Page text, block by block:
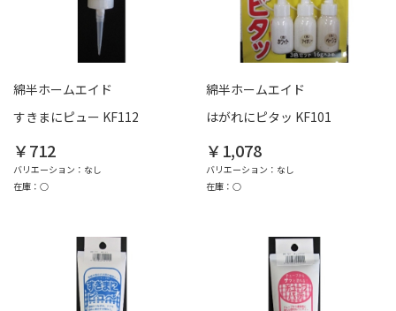
綿半ホームエイド
すきまにピュー KF112
￥712
バリエーション：なし
在庫：○
綿半ホームエイド
はがれにピタッ KF101
￥1,078
バリエーション：なし
在庫：○